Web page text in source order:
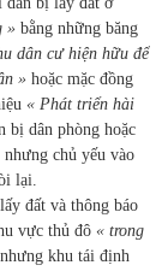
» bằng những băng
dân cư hiện hữu để
» hoặc mặc đồng
« Phát triển hài
bị dân phòng hoặc
chủ yếu vào
lại.
đất và thông báo
vực thủ đô « trong
khu tái định